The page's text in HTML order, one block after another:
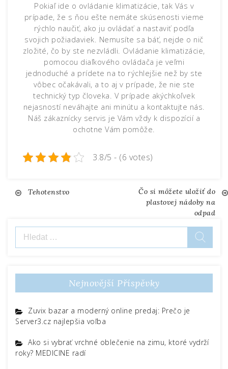
Pokiaľ ide o ovládanie klimatizácie, tak Vás v
prípade, že s ňou ešte nemáte skúsenosti vieme
rýchlo naučiť, ako ju ovládať a nastaviť podľa
svojich požiadaviek. Nemusíte sa báť, nejde o nič
zložité, čo by ste nezvládli. Ovládanie klimatizácie,
pomocou diaľkového ovládača je veľmi
jednoduché a prídete na to rýchlejšie než by ste
vôbec očakávali, a to aj v prípade, že nie ste
technický typ človeka. V prípade akýchkoľvek
nejasností neváhajte ani minútu a kontaktujte nás.
Náš zákaznícky servis je Vám vždy k dispozícií a
ochotne Vám pomôže.
3.8/5 - (6 votes)
Navigace
pro
příspěvek
Tehotenstvo
Čo si môžete uložiť do
plastovej nádoby na
odpad
Vyhledávání
Nejnovější Příspěvky
Zuvix bazar a moderný online predaj: Prečo je
Server3.cz najlepšia voľba
Ako si vybrať vrchné oblečenie na zimu, ktoré vydrží
roky? MEDICINE radí